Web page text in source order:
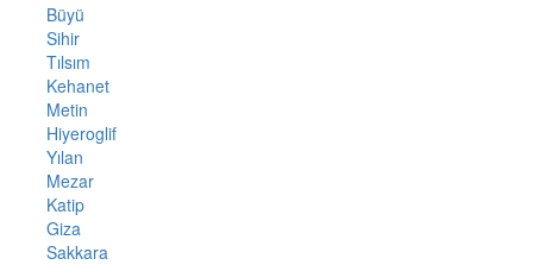
Büyü
Sihir
Tılsım
Kehanet
Metin
Hiyeroglif
Yılan
Mezar
Katip
Giza
Sakkara